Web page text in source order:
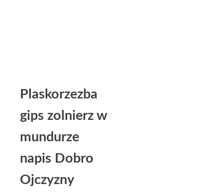
Plaskorzezba
gips zolnierz w
mundurze
napis Dobro
Ojczyzny